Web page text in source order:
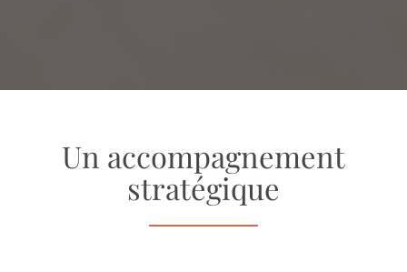
Un accompagnement
stratégique